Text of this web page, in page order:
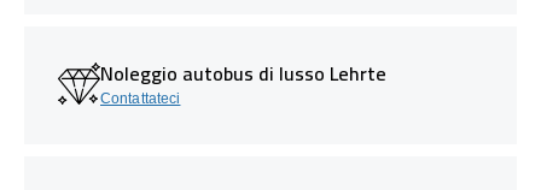
Noleggio autobus di lusso Lehrte
Contattateci